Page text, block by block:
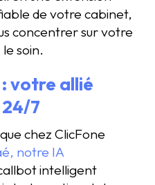
de votre cabinet,
concentrer sur votre
soin.
: votre allié
7
chez ClicFone
notre IA
intelligent